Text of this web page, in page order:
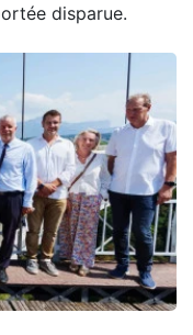
disparue.